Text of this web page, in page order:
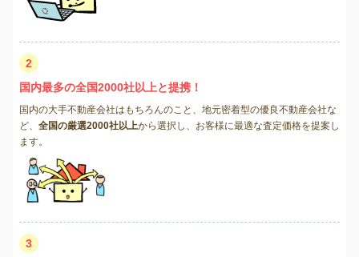
2
国内最多の全国2000社以上と提携！
国内の大手不動産会社はもちろんのこと、地元密着型の優良不動産会社な
ど、 全国の厳選2000社以上から選択し、お客様に最適な査定価格を提案し
ます。
3